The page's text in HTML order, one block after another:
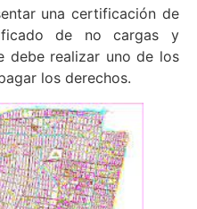
una certificación de
de no cargas y
debe realizar uno de los
los derechos.